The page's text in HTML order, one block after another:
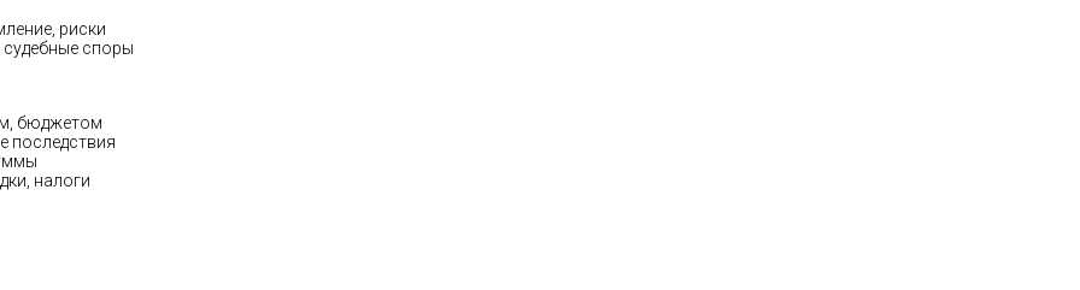
риски
судебные споры
бюджетом
последствия
налоги